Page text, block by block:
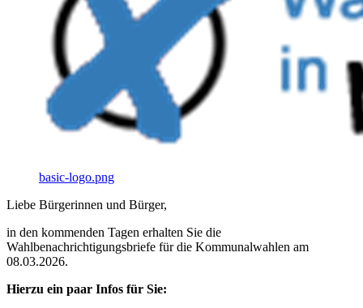
basic-logo.png
Liebe Bürgerinnen und Bürger,
in den kommenden Tagen erhalten Sie die
Wahlbenachrichtigungsbriefe für die Kommunalwahlen am
08.03.2026.
Hierzu ein paar Infos für Sie: